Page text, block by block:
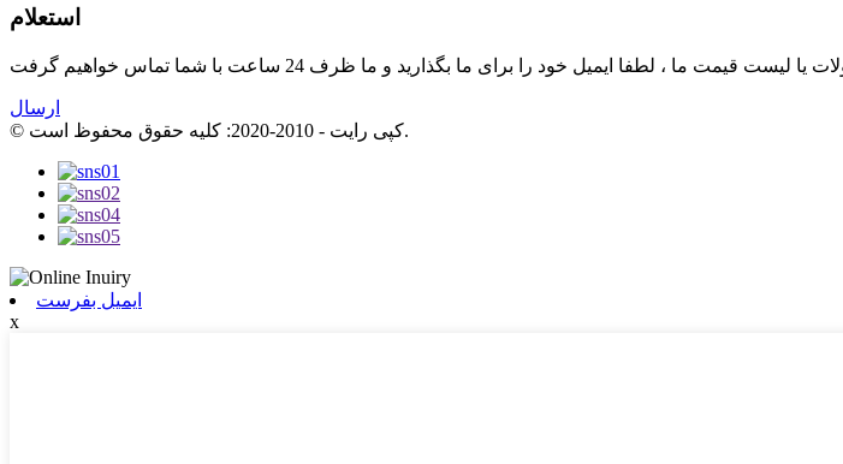
استعلام
ارسال
© کپی رایت - 2010-2020: کلیه حقوق محفوظ است.
ایمیل بفرست
x